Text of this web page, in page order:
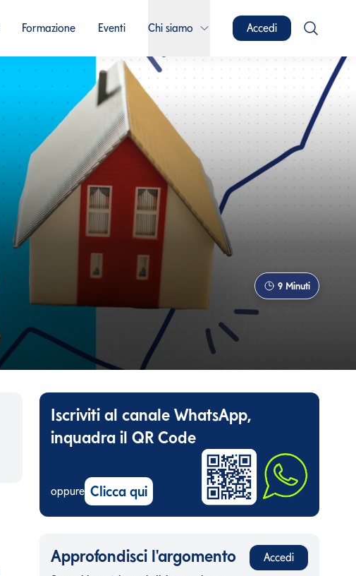
Formazione Eventi Chi siamo Accedi
9 Minuti
Iscriviti al canale WhatsApp,
inquadra il QR Code
oppure Clicca qui
Approfondisci l'argomento Accedi